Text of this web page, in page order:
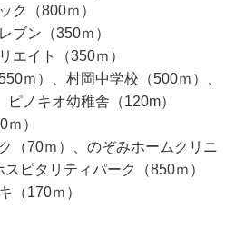
ク（800ｍ）
ブン（350ｍ）
エイト（350ｍ）
ｍ）、村岡中学校（500ｍ）、
ノキオ幼稚舎（120m）
ｍ）
（70ｍ）、のぞみホームクリニ
ピタリティパーク（850ｍ）
（170ｍ）